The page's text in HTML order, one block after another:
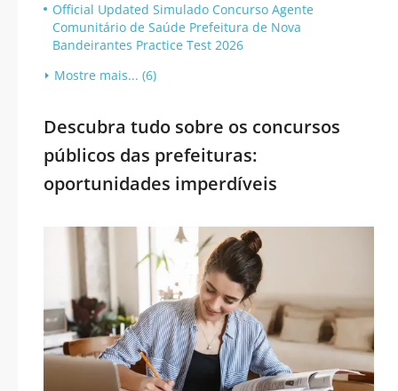
Official Updated Simulado Concurso Agente
Comunitário de Saúde Prefeitura de Nova
Bandeirantes Practice Test 2026
Mostre mais... (6)
Descubra tudo sobre os concursos
públicos das prefeituras:
oportunidades imperdíveis